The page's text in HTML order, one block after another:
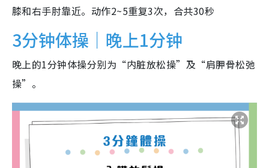
膝和右手肘靠近。动作2~5重复3次，合共30秒
3分钟体操｜晚上1分钟
晚上的1分钟体操分别为“内脏放松操”及“肩胛骨松弛
操”。